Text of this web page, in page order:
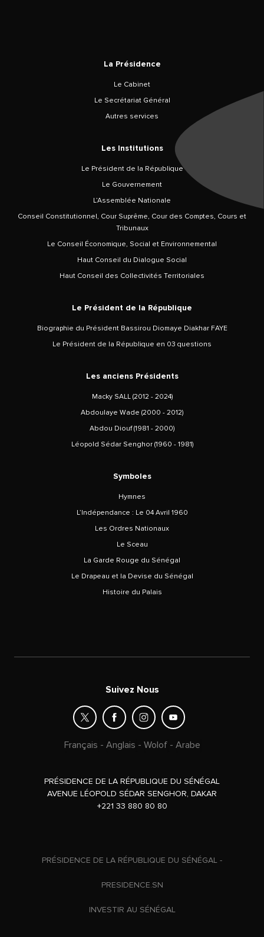
La Présidence
Le Cabinet
Le Secrétariat Général
Autres services
Les Institutions
Le Président de la République
Le Gouvernement
L’Assemblée Nationale
Conseil Constitutionnel, Cour Suprême, Cour des Comptes, Cours et
Tribunaux
Le Conseil Économique, Social et Environnemental
Haut Conseil du Dialogue Social
Haut Conseil des Collectivités Territoriales
Le Président de la République
Biographie du Président Bassirou Diomaye Diakhar FAYE
Le Président de la République en 03 questions
Les anciens Présidents
Macky SALL (2012 - 2024)
Abdoulaye Wade (2000 - 2012)
Abdou Diouf (1981 - 2000)
Léopold Sédar Senghor (1960 - 1981)
Symboles
Hymnes
L’Indépendance : Le 04 Avril 1960
Les Ordres Nationaux
Le Sceau
La Garde Rouge du Sénégal
Le Drapeau et la Devise du Sénégal
Histoire du Palais
Suivez Nous
Français - Anglais - Wolof- Arabe
PRÉSIDENCE DE LA RÉPUBLIQUE DU SÉNÉGAL
AVENUE LÉOPOLD SÉDAR SENGHOR, DAKAR
+221 33 880 80 80
PRÉSIDENCE DE LA RÉPUBLIQUE DU SÉNÉGAL -
PRESIDENCE.SN
INVESTIR AU SÉNÉGAL